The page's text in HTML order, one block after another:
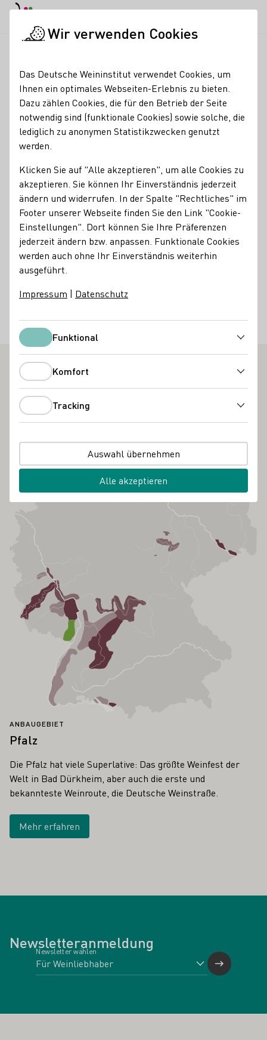
Weingut Uli Metzger
Wein
Mitgliedschaften
Generation Riesling
Kontakt
Weingut Uli Metzger
67269 Grünstadt-Asselheim Langgasse 32 Pfalz
Deutschland
InstagramTelefonnummer
E-Mail-Adresse
Zur Website
ANBAUGEBIET
Pfalz
Die Pfalz hat viele Superlative: Das größte Weinfest der
Welt in Bad Dürkheim, aber auch die erste und
bekannteste Weinroute, die Deutsche Weinstraße.
Mehr erfahren
Newsletteranmeldung
Newsletter wählen
Wir verwenden Cookies
Das Deutsche Weininstitut verwendet Cookies, um
Ihnen ein optimales Webseiten-Erlebnis zu bieten.
Dazu zählen Cookies, die für den Betrieb der Seite
notwendig sind (funktionale Cookies) sowie solche, die
lediglich zu anonymen Statistikzwecken genutzt
werden.
Klicken Sie auf "Alle akzeptieren", um alle Cookies zu
akzeptieren. Sie können Ihr Einverständnis jederzeit
ändern und widerrufen. In der Spalte "Rechtliches" im
Footer unserer Webseite finden Sie den Link "Cookie-
Einstellungen". Dort können Sie Ihre Präferenzen
jederzeit ändern bzw. anpassen. Funktionale Cookies
werden auch ohne Ihr Einverständnis weiterhin
ausgeführt.
Impressum | Datenschutz
FunktionalFunktional
Komfort
Tracking
Auswahl übernehmen
Alle akzeptieren